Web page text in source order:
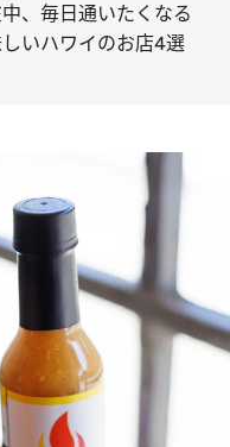
、毎日通いたくなる
いハワイのお店4選